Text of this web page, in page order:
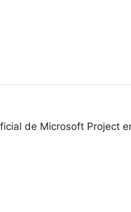
de Microsoft Project